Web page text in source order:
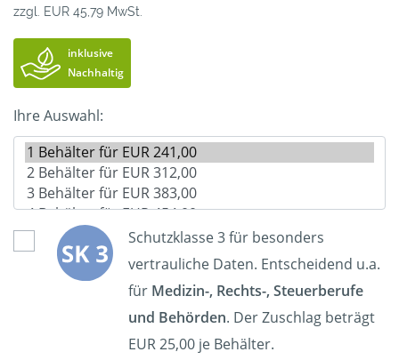
zzgl. EUR 45,79 MwSt.
inklusive
Nachhaltig
Ihre Auswahl:
Schutzklasse 3 für besonders
vertrauliche Daten. Entscheidend u.a.
für Medizin-, Rechts-, Steuerberufe
und Behörden. Der Zuschlag beträgt
EUR 25,00 je Behälter.